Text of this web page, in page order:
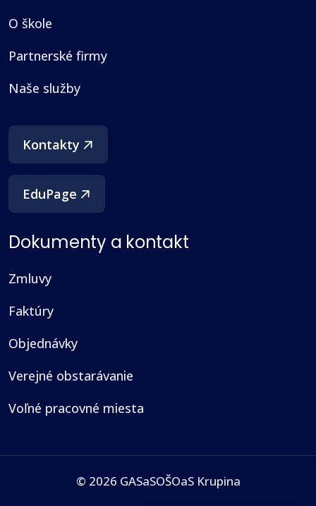
O škole
Partnerské firmy
Naše služby
Kontakty
EduPage
(otvorí sa v novom okne)
Dokumenty a kontakt
Zmluvy
Faktúry
Objednávky
Verejné obstarávanie
Voľné pracovné miesta
© 2026 GASaSOŠOaS Krupina